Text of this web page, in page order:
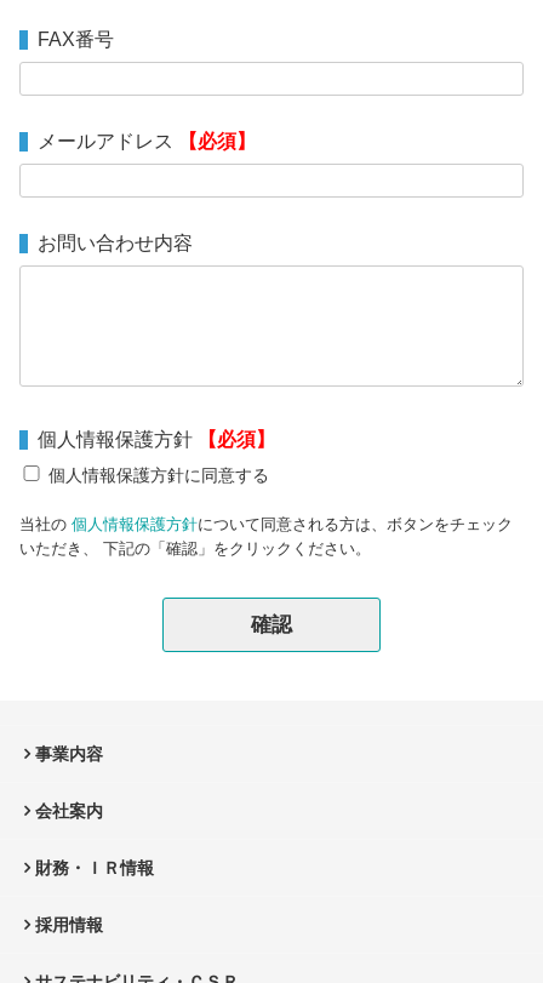
FAX番号
メールアドレス 【必須】
お問い合わせ内容
個人情報保護方針 【必須】
個人情報保護方針に同意する
当社の 個人情報保護方針について同意される方は、ボタンをチェック
いただき、 下記の「確認」をクリックください。
事業内容
会社案内
財務・ＩＲ情報
採用情報